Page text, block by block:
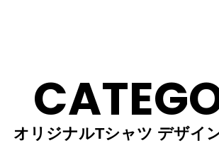
オリジナルTシャツ デザイ